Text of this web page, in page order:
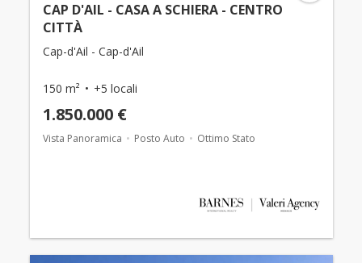
CAP D'AIL - CASA A SCHIERA - CENTRO
CITTÀ
Cap-d'Ail - Cap-d'Ail
150 m² +5 locali
1.850.000 €
Vista Panoramica Posto Auto Ottimo Stato